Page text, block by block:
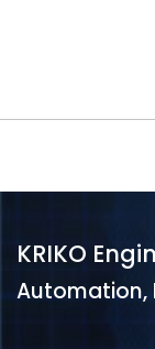
KRIKO
Automation,